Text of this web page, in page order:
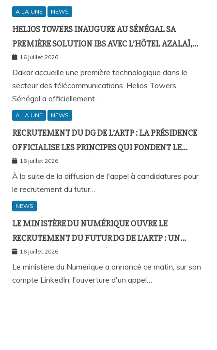
A LA UNE NEWS
HELIOS TOWERS INAUGURE AU SÉNÉGAL SA
PREMIÈRE SOLUTION IBS AVEC L’HÔTEL AZALAÏ,
NOUVEAU STANDARD DE LA CONNECTIVITÉ
MOBILE À L’INTÉRIEUR DES BÂTIMENTS
16 juillet 2026
Dakar accueille une première technologique dans le
secteur des télécommunications. Helios Towers
Sénégal a officiellement…
A LA UNE NEWS
RECRUTEMENT DU DG DE L’ARTP : LA PRÉSIDENCE
OFFICIALISE LES PRINCIPES QUI FONDENT LE
RECOURS À L’APPEL À CANDIDATURES
16 juillet 2026
À la suite de la diffusion de l'appel à candidatures pour
le recrutement du futur…
NEWS
LE MINISTÈRE DU NUMÉRIQUE OUVRE LE
RECRUTEMENT DU FUTUR DG DE L’ARTP : UN
PREMIER PAS VERS LA MÉRITOCRATIE
RÉPUBLICAINE ?
16 juillet 2026
Le ministère du Numérique a annoncé ce matin, sur son
compte LinkedIn, l'ouverture d'un appel…